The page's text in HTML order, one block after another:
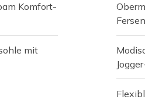
Komfort-
mit